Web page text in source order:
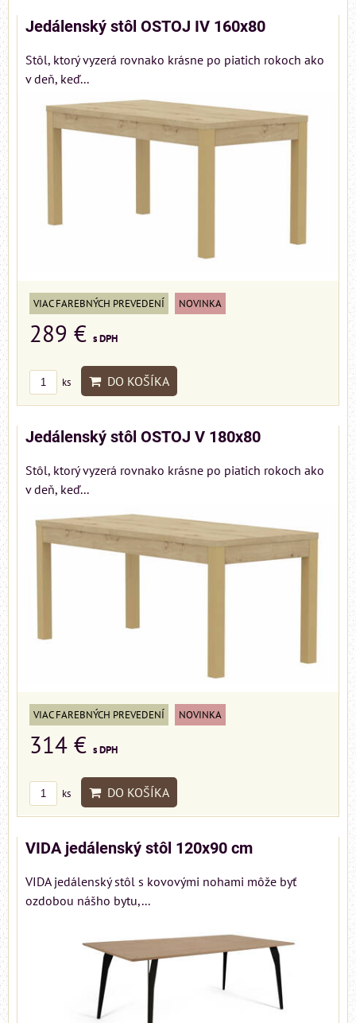
Jedálenský stôl OSTOJ IV 160x80
Stôl, ktorý vyzerá rovnako krásne po piatich rokoch ako
v deň, keď...
VIAC FAREBNÝCH PREVEDENÍ NOVINKA
289 € s DPH
ks DO KOŠÍKA
Jedálenský stôl OSTOJ V 180x80
Stôl, ktorý vyzerá rovnako krásne po piatich rokoch ako
v deň, keď...
VIAC FAREBNÝCH PREVEDENÍ NOVINKA
314 € s DPH
ks DO KOŠÍKA
VIDA jedálenský stôl 120x90 cm
VIDA jedálenský stôl s kovovými nohami môže byť
ozdobou nášho bytu,...